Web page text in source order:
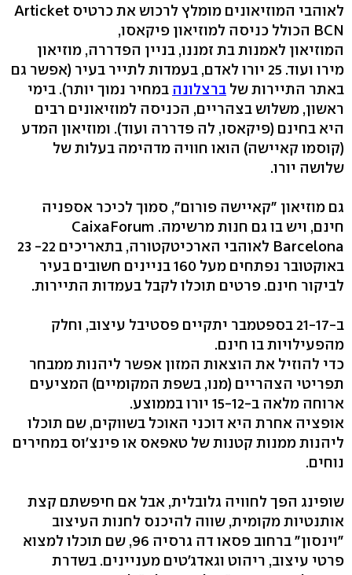
לאוהבי המוזיאונים מומלץ לרכוש את כרטיס ‭Articket
BCN‬ הכולל כניסה למוזיאון פיקאסו,
המוזיאון לאמנות בת זמננו, בניין הפדררה, מוזיאון
מירו ועוד. 25 יורו לאדם, בעמדות לתייר בעיר (אפשר גם
באתר התיירות של ברצלונה
במחיר נמוך יותר‭.(‬ בימי
ראשון, משלוש בצהריים, הכניסה למוזיאונים רבים
היא בחינם (פיקאסו, לה פדררה ועוד‭.(‬ ומוזיאון המדע
(קוסמו קאיישה) הואו חוויה מדהימה בעלות של
שלושה יורו.
גם מוזיאון "קאיישה פורום‭,"‬ סמוך לכיכר אספניה
חינם, ויש בו גם חנות מרשימה. ‭CaixaForum
באוקטובר נפתחים מעל 160 בניינים חשובים בעיר
לביקור חינם. פרטים תוכלו לקבל בעמדות התיירות.
ב‭21-17-‬ בספטמבר יתקיים פסטיבל עיצוב, וחלק
מהפעילויות בו חינם.
כדי להוזיל את הוצאות המזון אפשר ליהנות ממבחר
תפריטי הצהריים (מנו, בשפת המקומיים) המציעים
ארוחה מלאה ב‭15-12-‬ יורו בממוצע.
אופציה אחרת היא דוכני האוכל בשווקים, שם תוכלו
ליהנות ממנות קטנות של טאפאס או פינצ'וס במחירים
נוחים.
שופינג הפך לחוויה גלובלית, אבל אם חיפשתם קצת
אותנטיות מקומית, שווה להיכנס לחנות העיצוב
"וינסון" ברחוב פסאו דה גרסיה ‭,96‬ שם תוכלו למצוא
פרטי עיצוב, ריהוט וגאדג'טים מעניינים. בשדרת